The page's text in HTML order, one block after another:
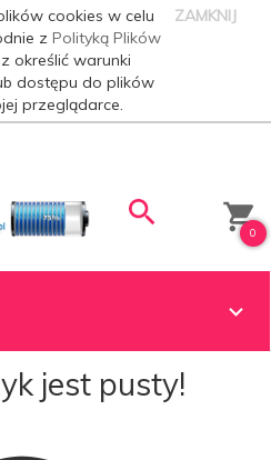
cookies w celu
zPolityką Plików
określić warunki
dostępu do plików
przeglądarce.
ZAMKNIJ
0
jest pusty!